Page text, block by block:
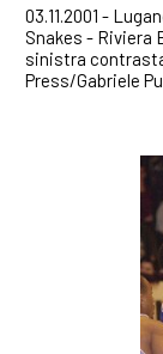
03.11.2001 -
Snakes - Riviera
sinistra
Press/Gabriele